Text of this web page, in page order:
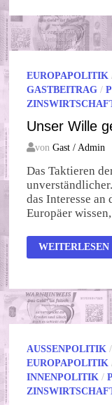
EUROPAPOLITIK
GASTBEITRAG /
Unser Wille
vonGast / Admin
Das Taktieren
das Interesse
Europäer
UNSER
WILLE
WEITERLESEN
AUSSENPOLITIK
EUROPAPOLITIK
INNENPOLITIK /